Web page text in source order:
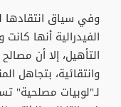
وفي سياق انتقادها
الفيدرالية أنها
التأهيل، إلا أن
وانتقائية، بتجاهل
لـ"لوبيات مصلحية"